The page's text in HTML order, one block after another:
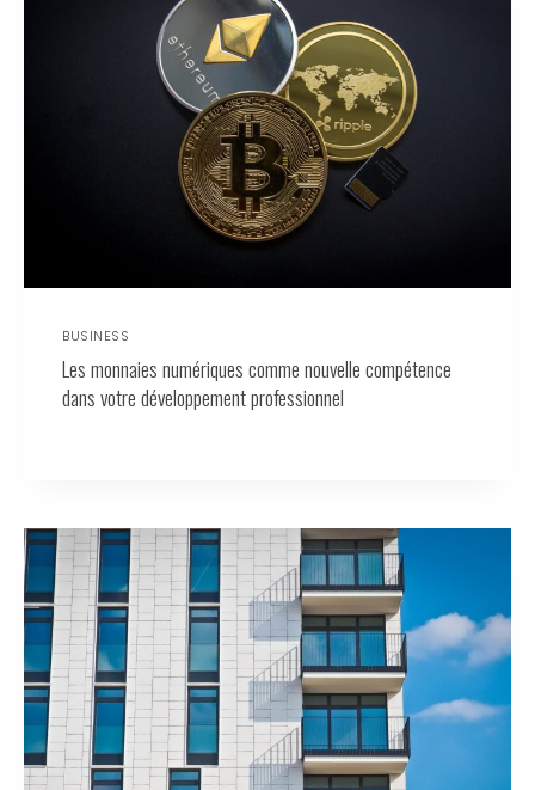
BUSINESS
Les monnaies numériques comme nouvelle compétence
dans votre développement professionnel